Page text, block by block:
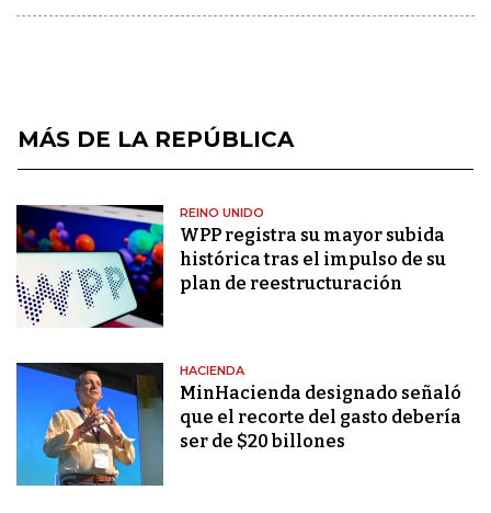
MÁS DE LA REPÚBLICA
REINO UNIDO
WPP registra su mayor subida
histórica tras el impulso de su
plan de reestructuración
HACIENDA
MinHacienda designado señaló
que el recorte del gasto debería
ser de $20 billones